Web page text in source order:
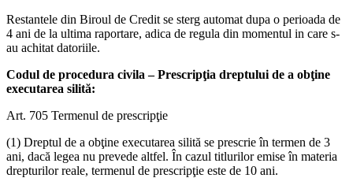
Restantele din Biroul de Credit se sterg automat dupa o perioada de
4 ani de la ultima raportare, adica de regula din momentul in care s-
au achitat datoriile.
Codul de procedura civila – Prescripţia dreptului de a obţine
executarea silită:
Art. 705 Termenul de prescripţie
(1) Dreptul de a obţine executarea silită se prescrie în termen de 3
ani, dacă legea nu prevede altfel. În cazul titlurilor emise în materia
drepturilor reale, termenul de prescripţie este de 10 ani.